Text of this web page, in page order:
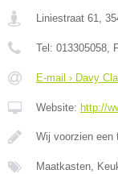
Liniestraat 61,
Tel: 013305058,
E-mail › Davy
Website: http://
Wij voorzien een
Maatkasten,